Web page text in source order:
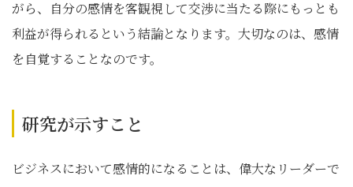
がら、自分の感情を客観視して交渉に当たる際にもっとも
利益が得られるという結論となります。大切なのは、感情
を自覚することなのです。
研究が示すこと
ビジネスにおいて感情的になることは、偉大なリーダーで